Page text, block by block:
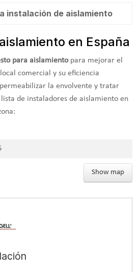
instalación de aislamiento
obra nueva o en una edificación
total en lo que a confort
se refiere. Las
ventajas de una
profesional
son múltiples:
de las personas usuarias y
en climatización, así como las
térmico y acústico empleará
y técnicas. Un buen
interiores más
eliminarse la pérdida de calor y
soluciones de aislamiento
en España
para aislamiento para mejorar el
comercial y su eficiencia
la envolvente y tratar
de instaladores de aislamiento en
Show map